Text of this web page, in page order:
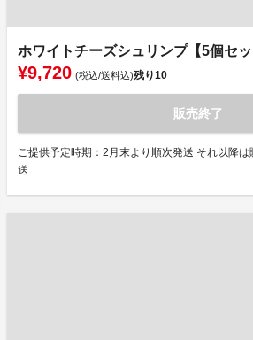
ホワイトチーズシュリンプ【5個セッ
¥9,720 (税込/送料込)残り10
販売終了
ご提供予定時期：2月末より順次発送 それ以降
送